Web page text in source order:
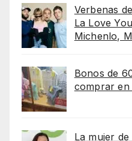
Verbenas
La Love
Michenlo,
Bonos de
comprar en
La mujer